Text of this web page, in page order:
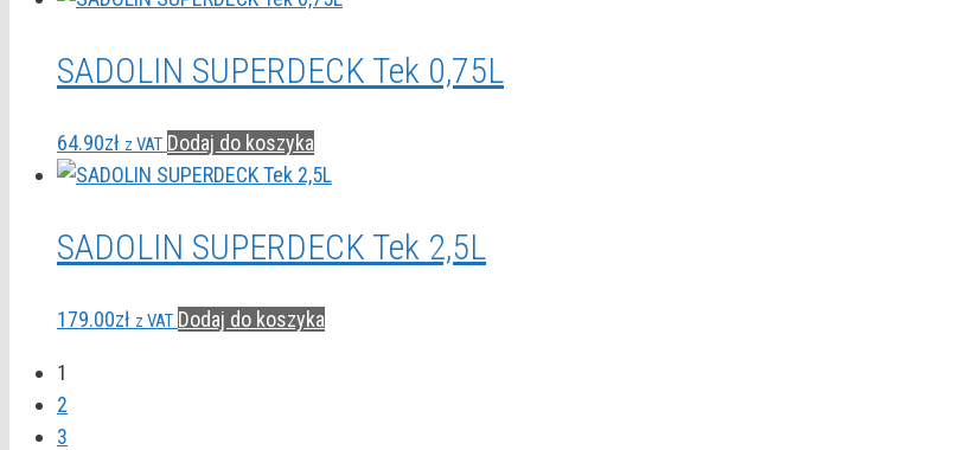
SADOLIN SUPERDECK Tek 0,75L
64.90zł z VAT Dodaj do koszyka
SADOLIN SUPERDECK Tek 2,5L
179.00zł z VAT Dodaj do koszyka
1
2
3